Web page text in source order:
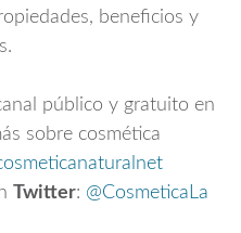
beneficios y
público y gratuito en
sobre cosmética
Twitter: @CosmeticaLa